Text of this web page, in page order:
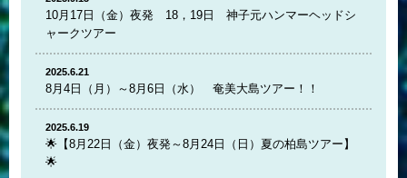
10月17日（金）夜発 18，19日 神子元ハンマーヘッドシ
ャークツアー
2025.6.21
8月4日（月）～8月6日（水） 奄美大島ツアー！！
2025.6.19
🌟【8月22日（金）夜発～8月24日（日）夏の柏島ツアー】
🌟